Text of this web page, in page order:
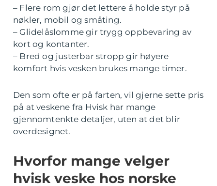
– Flere rom gjør det lettere å holde styr på
nøkler, mobil og småting.
– Glidelåslomme gir trygg oppbevaring av
kort og kontanter.
– Bred og justerbar stropp gir høyere
komfort hvis vesken brukes mange timer.
Den som ofte er på farten, vil gjerne sette pris
på at veskene fra Hvisk har mange
gjennomtenkte detaljer, uten at det blir
overdesignet.
Hvorfor mange velger
hvisk veske hos norske